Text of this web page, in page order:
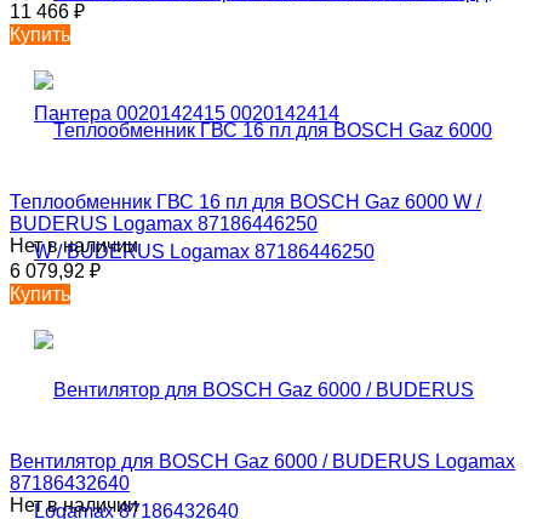
11 466 ₽
Купить
Теплообменник ГВС 16 пл для BOSCH Gaz 6000 W /
BUDERUS Logamax 87186446250
Нет в наличии
6 079,92 ₽
Купить
Вентилятор для BOSCH Gaz 6000 / BUDERUS Logamax
87186432640
Нет в наличии